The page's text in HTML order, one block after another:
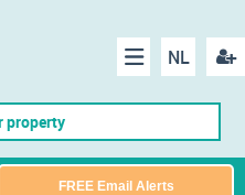
NL
Menu
property
FREE Email Alerts